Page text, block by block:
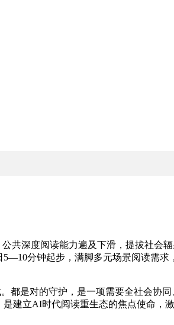
深度阅读能力遍及下滑，提拔社会
分钟起步，满脚多元场景阅读需求
是对的守护，是一项需要全社会协同
建立AI时代阅读重生态的焦点使命，